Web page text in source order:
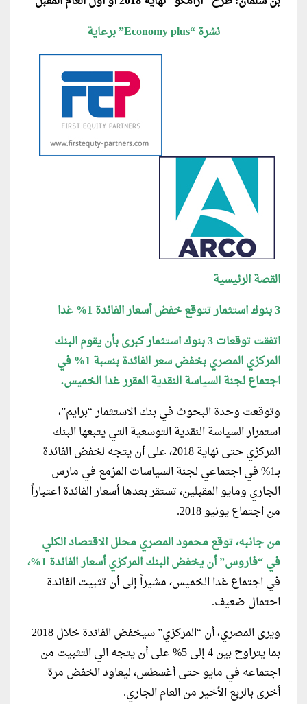
نشرة “Economy plus” برعاية
القصة الرئيسية
3 بنوك استثمار تتوقع خفض أسعار الفائدة 1% غدا
اتفقت توقعات 3 بنوك استثمار كبرى بأن يقوم البنك
المركزي المصري بخفض سعر الفائدة بنسبة 1% في
اجتماع لجنة السياسة النقدية المقرر غدا الخميس.
وتوقعت وحدة البحوث في بنك الاستثمار “برايم”،
استمرار السياسة النقدية التوسعية التي يتبعها البنك
المركزي حتى نهاية 2018، على أن يتجه لخفض الفائدة
بـ1% في اجتماعي لجنة السياسات المزمع في مارس
الجاري ومايو المقبلين، تستقر بعدها أسعار الفائدة اعتباراً
من اجتماع يونيو 2018.
من جانبه، توقع محمود المصري محلل الاقتصاد الكلي
في “فاروس” أن يخفض البنك المركزي أسعار الفائدة 1%،
في اجتماع غدا الخميس، مشيراً إلى أن تثبيت الفائدة
احتمال ضعيف.
ويرى المصري، أن “المركزي” سيخفض الفائدة خلال 2018
بما يتراوح بين 4 إلى 5% على أن يتجه الي التثبيت من
اجتماعه في مايو حتى أغسطس، ليعاود الخفض مرة
أخرى بالربع الأخير من العام الجاري.